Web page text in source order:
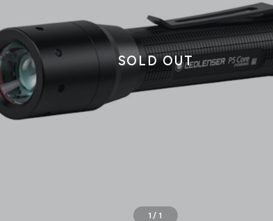
SOLD OUT
1/ 1